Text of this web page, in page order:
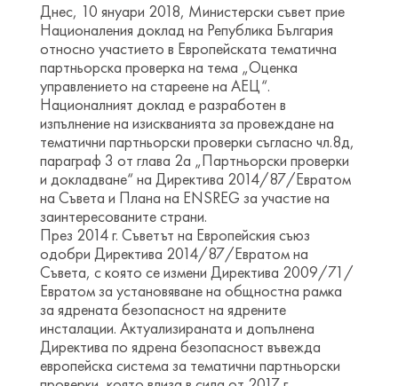
Днес, 10 януари 2018, Министерски съвет прие
Националения доклад на Република България
относно участието в Европейската тематична
партньорска проверка на тема „Оценка
управлението на стареене на АЕЦ“.
Националният доклад е разработен в
изпълнение на изискванията за провеждане на
тематични партньорски проверки съгласно чл.8д,
параграф 3 от глава 2а „Партньорски проверки
и докладване“ на Директива 2014/87/Евратом
на Съвета и Плана на ENSREG за участие на
заинтересованите страни.
През 2014 г. Съветът на Европейския съюз
одобри Директива 2014/87/Евратом на
Съвета, с която се измени Директива 2009/71/
Евратом за установяване на общностна рамка
за ядрената безопасност на ядрените
инсталации. Актуализираната и допълнена
Директива по ядрена безопасност въвежда
европейска система за тематични партньорски